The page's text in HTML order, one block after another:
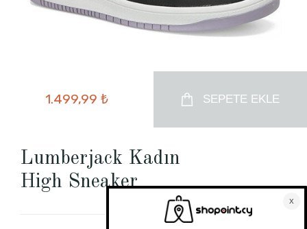
1.499,99 ₺ SEPETE EKLE
Lumberjack Kadın
High Sneaker